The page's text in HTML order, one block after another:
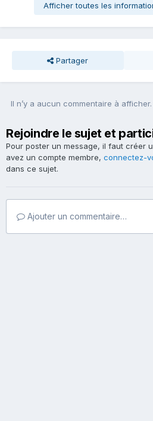
Afficher toutes les
Partager
Il n’y a aucun commentaire à afficher.
Rejoindre le sujet et
Pour poster un message, il faut créer
avez un compte membre, connectez-
dans ce sujet.
Ajouter un commentaire…